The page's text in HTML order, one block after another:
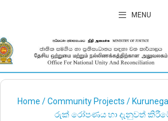
MENU
Home /Community Projects /
රුක් රෝපණය හා දැනුවත්